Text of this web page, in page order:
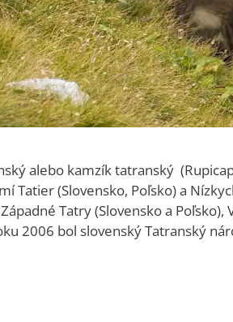
alebo kamzík tatranský
Tatier (Slovensko, Poľsko) a
Tatry (Slovensko a Poľsko),
2006 bol slovenský Tatranský